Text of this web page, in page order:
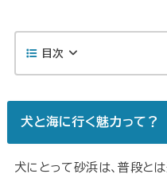
目次
犬と海に行く魅力って？
犬にとって砂浜は、普段と